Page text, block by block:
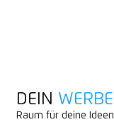
DEIN
Raum für deine